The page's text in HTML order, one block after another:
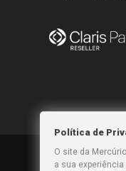
MercúrioTIC -
Política de
O site da
a sua